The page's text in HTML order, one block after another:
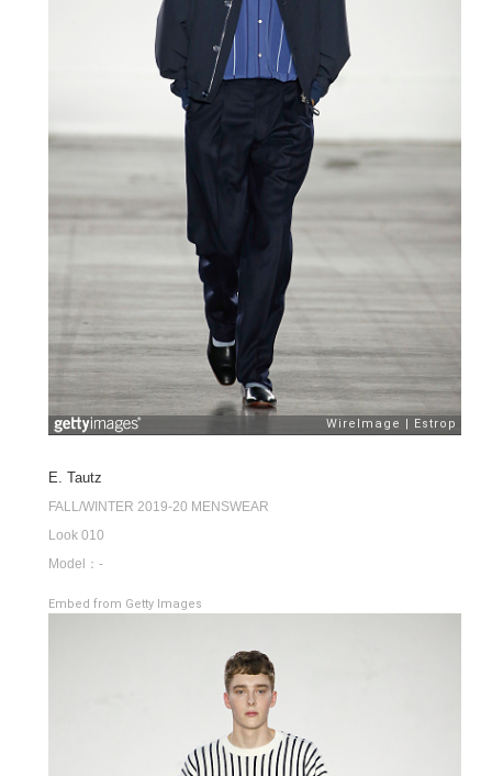
E. Tautz
FALL/WINTER 2019-20 MENSWEAR
Look 010
Model：-
Embed from Getty Images